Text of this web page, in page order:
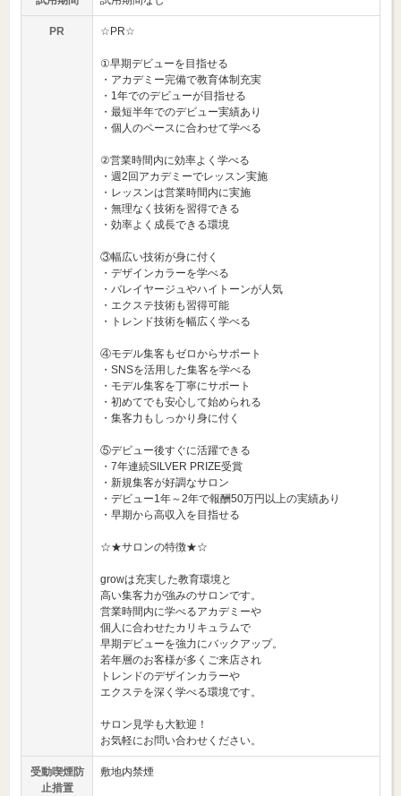
PR ☆PR☆
①早期デビューを目指せる
・アカデミー完備で教育体制充実
・1年でのデビューが目指せる
・最短半年でのデビュー実績あり
・個人のペースに合わせて学べる
②営業時間内に効率よく学べる
・週2回アカデミーでレッスン実施
・レッスンは営業時間内に実施
・無理なく技術を習得できる
・効率よく成長できる環境
③幅広い技術が身に付く
・デザインカラーを学べる
・バレイヤージュやハイトーンが人気
・エクステ技術も習得可能
・トレンド技術を幅広く学べる
④モデル集客もゼロからサポート
・SNSを活用した集客を学べる
・モデル集客を丁寧にサポート
・初めてでも安心して始められる
・集客力もしっかり身に付く
⑤デビュー後すぐに活躍できる
・7年連続SILVER PRIZE受賞
・新規集客が好調なサロン
・デビュー1年～2年で報酬50万円以上の実績あり
・早期から高収入を目指せる
☆★サロンの特徴★☆
growは充実した教育環境と
高い集客力が強みのサロンです。
営業時間内に学べるアカデミーや
個人に合わせたカリキュラムで
早期デビューを強力にバックアップ。
若年層のお客様が多くご来店され
トレンドのデザインカラーや
エクステを深く学べる環境です。
サロン見学も大歓迎！
お気軽にお問い合わせください。
受動喫煙防
止措置
敷地内禁煙